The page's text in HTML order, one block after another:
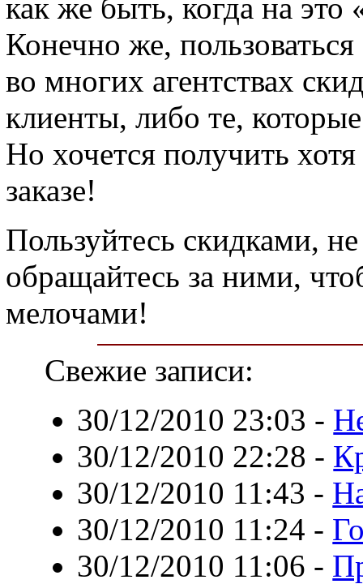
как же быть, когда на это
Конечно же,
во многих агентствах
клиенты, либо те,
Но хочется получить
заказе!
Пользуйтесь скидками,
обращайтесь за ними,
мелочами!
Свежие записи:
30/12/2010 23:03 -
30/12/2010 22:28 -
30/12/2010 11:43 -
30/12/2010 11:24 -
30/12/2010 11:06 -